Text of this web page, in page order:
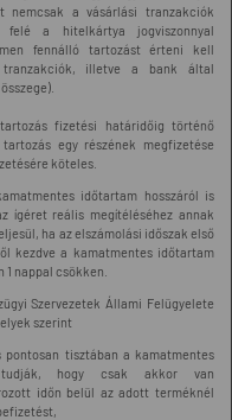
nemcsak a vásárlási tranzakciók
a hitelkártya jogviszonnyal
fennálló tartozást érteni kell
tranzakciók, illetve a bank által
fizetési határidőig történő
egy részének megfizetése
köteles.
időtartam hosszáról is
ígéret reális megítéléséhez annak
ha az elszámolási időszak első
kezdve a kamatmentes időtartam
nappal csökken.
Szervezetek Állami Felügyelete
szerint
tisztában a kamatmentes
tudják, hogy csak akkor van
időn belül az adott terméknél